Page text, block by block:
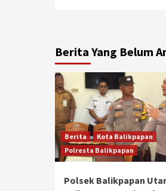
Berita Yang Belum
Berita
Kota Balikpapan
Polresta Balikpapan
Polsek Balikpapan